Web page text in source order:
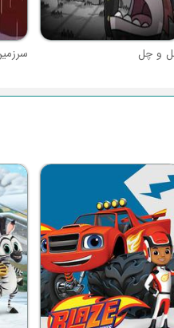
و چل